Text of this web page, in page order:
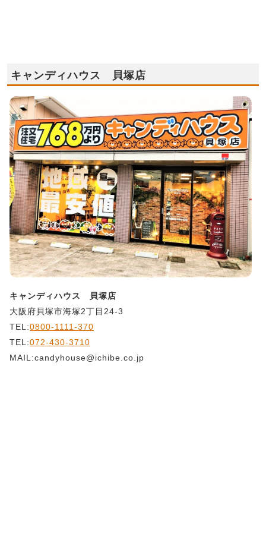
キャンディハウス 貝塚店
キャンディハウス 貝塚店
大阪府貝塚市海塚2丁目24-3
TEL:0800-1111-370
TEL:072-430-3710
MAIL:candyhouse@ichibe.co.jp